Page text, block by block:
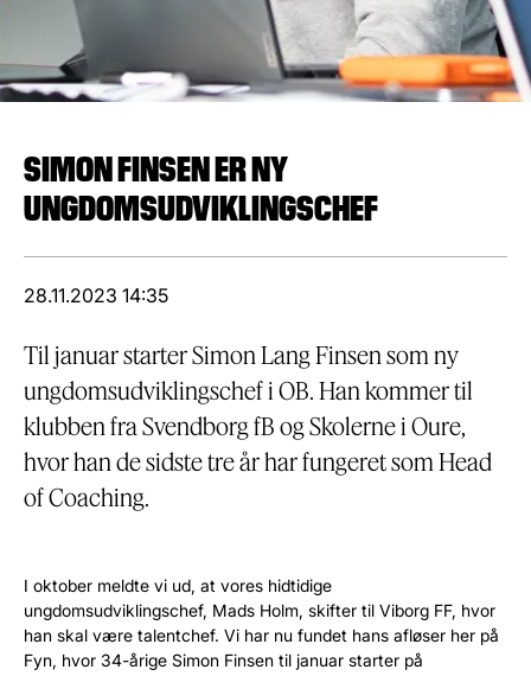
SIMON FINSEN ER NY
UNGDOMSUDVIKLINGSCHEF
28.11.2023 14:35
Til januar starter Simon Lang Finsen som ny
ungdomsudviklingschef i OB. Han kommer til
klubben fra Svendborg fB og Skolerne i Oure,
hvor han de sidste tre år har fungeret som Head
of Coaching.
‎I oktober meldte vi ud, at vores hidtidige
ungdomsudviklingschef, Mads Holm, skifter til Viborg FF, hvor
han skal være talentchef. Vi har nu fundet hans afløser her på
Fyn, hvor 34-årige Simon Finsen til januar starter på